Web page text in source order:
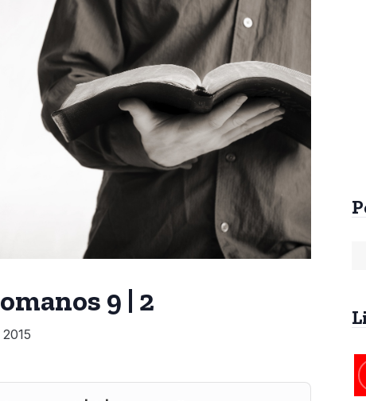
Arrebatamento Pré-
Tribulacional na
Patrística
Arrebatamento
da Tribulação
R$
9 | 2